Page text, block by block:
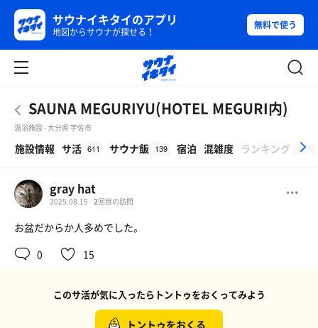
サウナイキタイのアプリ
地図からサウナが探せる！
無料で使う
SAUNA MEGURIYU(HOTEL MEGURI内)
温浴施設 - 大分県 宇佐市
施設情報 サ活 611 サウナ飯 139 宿泊 混雑度 ランキング 開
gray hat
2025.08.15 2回目の訪問
お盆だからか人多めでした。
0
15
このサ活が気に入ったらトントゥをおくってみよう
トントゥをおくる